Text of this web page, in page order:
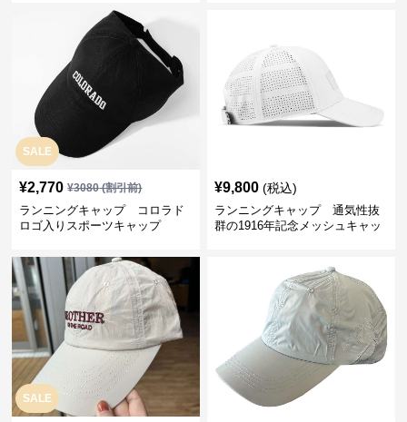
SALE
¥2,770 ¥3080(割引前)
ランニングキャップ コロラド
ロゴ入りスポーツキャップ
¥9,800 (税込)
ランニングキャップ 通気性抜
群の1916年記念メッシュキャッ
SALE